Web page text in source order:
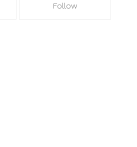
Follow